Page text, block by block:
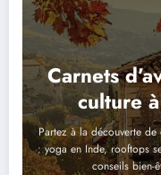
Carnets
culture
Partez à la découverte de
: yoga en Inde, rooftops
conseils bien-